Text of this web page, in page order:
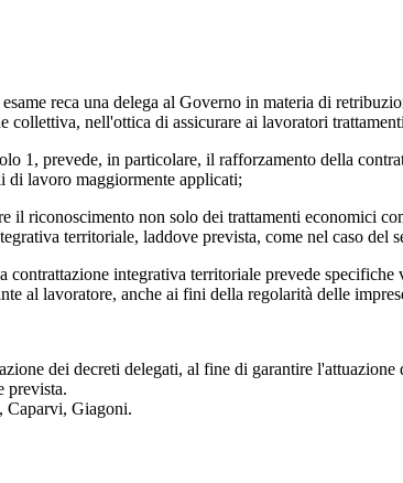
reca una delega al Governo in materia di
collettiva, nell'ottica di assicurare ai lavoratori
in particolare, il rafforzamento della
lavoro maggiormente applicati;
non solo dei trattamenti economici
territoriale, laddove prevista, come nel caso del
integrativa territoriale prevede specifiche
al lavoratore, anche ai fini della regolarità delle
dei decreti delegati, al fine di garantire
prevista.
, Caparvi, Giagoni.